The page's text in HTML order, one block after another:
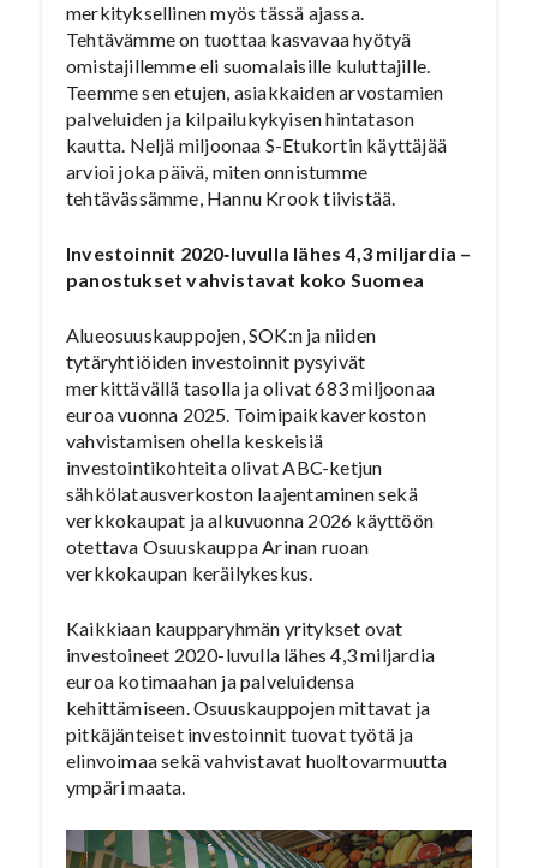
merkityksellinen myös tässä ajassa.
Tehtävämme on tuottaa kasvavaa hyötyä
omistajillemme eli suomalaisille kuluttajille.
Teemme sen etujen, asiakkaiden arvostamien
palveluiden ja kilpailukykyisen hintatason
kautta. Neljä miljoonaa S-Etukortin käyttäjää
arvioi joka päivä, miten onnistumme
tehtävässämme, Hannu Krook tiivistää.
Investoinnit 2020‑luvulla lähes 4,3 miljardia –
panostukset vahvistavat koko Suomea
Alueosuuskauppojen, SOK:n ja niiden
tytäryhtiöiden investoinnit pysyivät
merkittävällä tasolla ja olivat 683 miljoonaa
euroa vuonna 2025. Toimipaikkaverkoston
vahvistamisen ohella keskeisiä
investointikohteita olivat ABC-ketjun
sähkölatausverkoston laajentaminen sekä
verkkokaupat ja alkuvuonna 2026 käyttöön
otettava Osuuskauppa Arinan ruoan
verkkokaupan keräilykeskus.
Kaikkiaan kaupparyhmän yritykset ovat
investoineet 2020-luvulla lähes 4,3 miljardia
euroa kotimaahan ja palveluidensa
kehittämiseen. Osuuskauppojen mittavat ja
pitkäjänteiset investoinnit tuovat työtä ja
elinvoimaa sekä vahvistavat huoltovarmuutta
ympäri maata.